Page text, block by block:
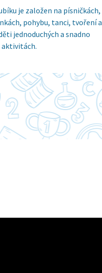
je založen na písničkách,
pohybu, tanci, tvoření a
jednoduchých a snadno